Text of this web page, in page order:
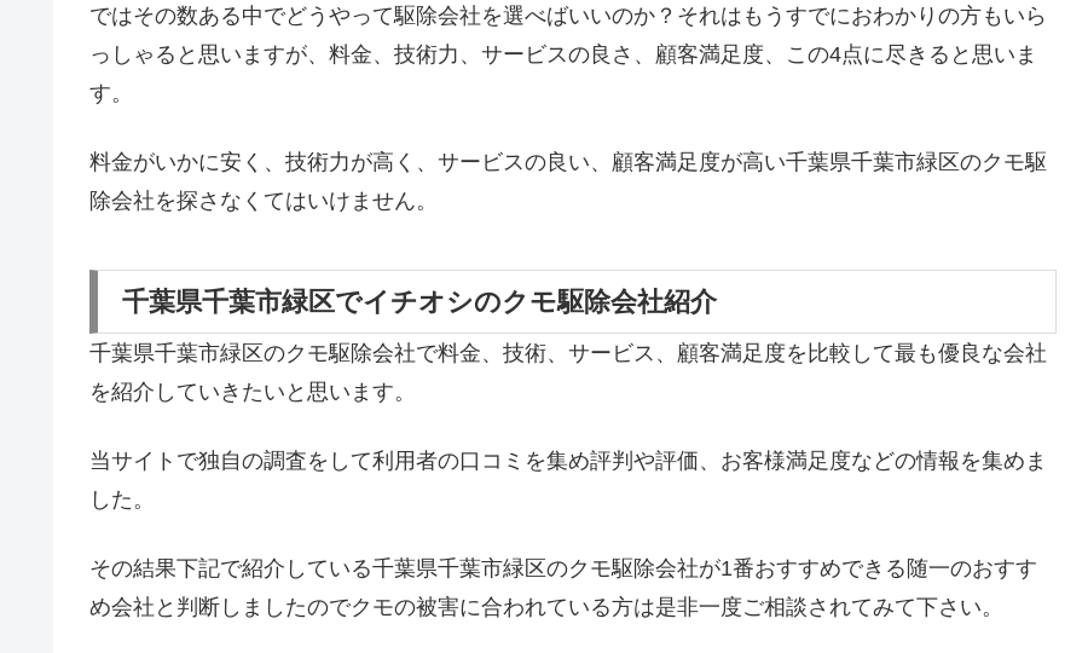
ではその数ある中でどうやって駆除会社を選べばいいのか？それはもうすでにおわかりの方もいら
っしゃると思いますが、料金、技術力、サービスの良さ、顧客満足度、この4点に尽きると思いま
す。
料金がいかに安く、技術力が高く、サービスの良い、顧客満足度が高い千葉県千葉市緑区のクモ駆
除会社を探さなくてはいけません。
千葉県千葉市緑区でイチオシのクモ駆除会社紹介
千葉県千葉市緑区のクモ駆除会社で料金、技術、サービス、顧客満足度を比較して最も優良な会社
を紹介していきたいと思います。
当サイトで独自の調査をして利用者の口コミを集め評判や評価、お客様満足度などの情報を集めま
した。
その結果下記で紹介している千葉県千葉市緑区のクモ駆除会社が1番おすすめできる随一のおすす
め会社と判断しましたのでクモの被害に合われている方は是非一度ご相談されてみて下さい。